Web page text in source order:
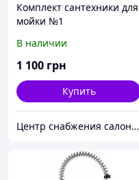
Комплект сантехники для
мойки №1
В наличии
1 100 грн
Купить
Центр снабжения салонов красоты DenIC